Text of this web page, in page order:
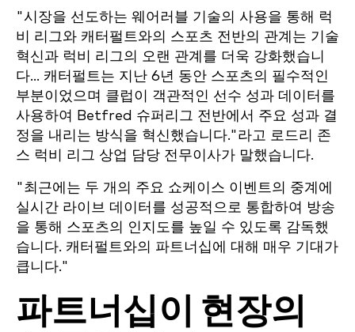
"시장을 선도하는 웨어러블 기술의 사용을 통해 럭
비 리그와 캐터펄트와의 스포츠 전반의 관계는 기술
혁신과 럭비 리그의 오랜 관계를 더욱 강화했습니
다... 캐터펄트는 지난 6년 동안 스포츠의 필수적인
부분이었으며 클럽이 객관적인 선수 성과 데이터를
사용하여 Betfred 슈퍼리그 전반에서 주요 성과 결
정을 내리는 방식을 혁신했습니다."라고 로드리 존
스 럭비 리그 상업 담당 전무이사가 말했습니다.
"최근에는 두 개의 주요 쇼케이스 이벤트의 중계에
실시간 라이브 데이터를 성공적으로 통합하여 방송
을 통해 스포츠의 인지도를 높일 수 있도록 감독했
습니다. 캐터펄트와의 파트너십에 대해 매우 기대가
큽니다."
파트너십이 현장의